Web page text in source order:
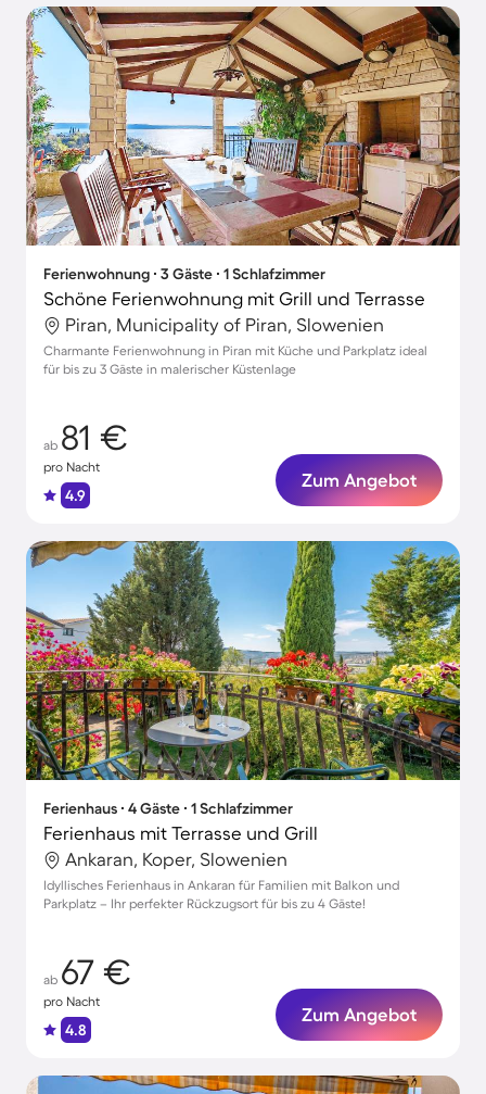
Ferienwohnung ∙ 3 Gäste ∙ 1 Schlafzimmer
Schöne Ferienwohnung mit Grill und Terrasse
Piran, Municipality of Piran, Slowenien
Charmante Ferienwohnung in Piran mit Küche und Parkplatz ideal
für bis zu 3 Gäste in malerischer Küstenlage
ab 81 €
pro Nacht
4.9
Zum Angebot
Ferienhaus ∙ 4 Gäste ∙ 1 Schlafzimmer
Ferienhaus mit Terrasse und Grill
Ankaran, Koper, Slowenien
Idyllisches Ferienhaus in Ankaran für Familien mit Balkon und
Parkplatz – Ihr perfekter Rückzugsort für bis zu 4 Gäste!
ab 67 €
pro Nacht
4.8
Zum Angebot